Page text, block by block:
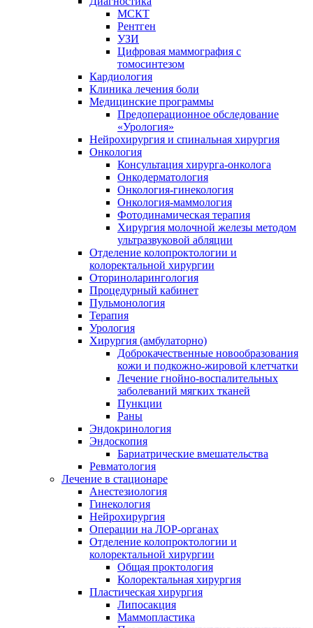
МСКТ
Рентген
УЗИ
Цифровая маммография с
томосинтезом
Кардиология
Клиника лечения боли
Медицинские программы
Предоперационное обследование
«Урология»
Нейрохирургия и спинальная хирургия
Онкология
Консультация хирурга-онколога
Онкодерматология
Онкология-гинекология
Онкология-маммология
Фотодинамическая терапия
Хирургия молочной железы методом
ультразвуковой абляции
Отделение колопроктологии и
колоректальной хирургии
Оториноларингология
Процедурный кабинет
Пульмонология
Терапия
Урология
Хирургия (амбулаторно)
Доброкачественные новообразования
кожи и подкожно-жировой клетчатки
Лечение гнойно-воспалительных
заболеваний мягких тканей
Пункции
Раны
Эндокринология
Эндоскопия
Бариатрические вмешательства
Ревматология
Лечение в стационаре
Анестезиология
Гинекология
Нейрохирургия
Операции на ЛОР-органах
Отделение колопроктологии и
колоректальной хирургии
Общая проктология
Колоректальная хирургия
Пластическая хирургия
Липосакция
Маммопластика